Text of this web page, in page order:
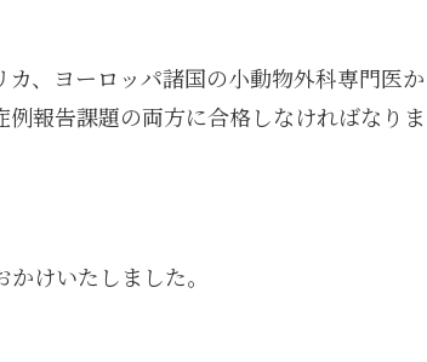
、ヨーロッパ諸国の小動物外科専門医か
報告課題の両方に合格しなければなりま
けいたしました。